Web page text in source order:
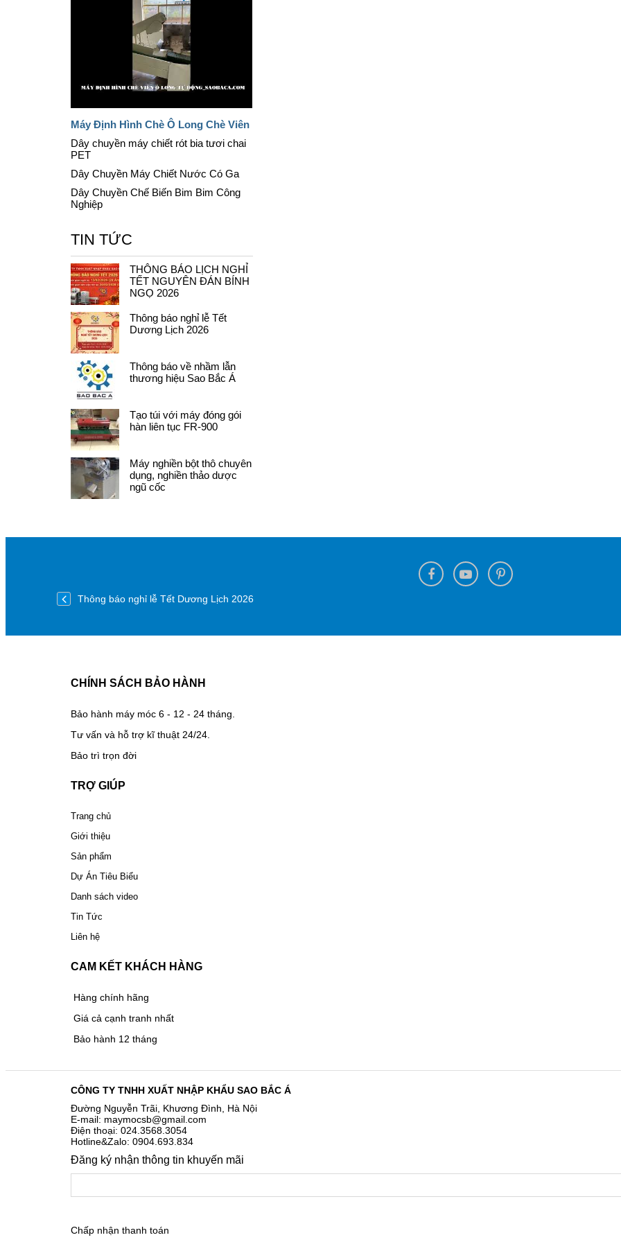
Máy Định Hình Chè Ô Long Chè Viên
Dây chuyền máy chiết rót bia tươi chai
PET
Dây Chuyền Máy Chiết Nước Có Ga
Dây Chuyền Chế Biến Bim Bim Công
Nghiệp
TIN TỨC
THÔNG BÁO LỊCH NGHỈ
TẾT NGUYÊN ĐÁN BÍNH
NGỌ 2026
Thông báo nghỉ lễ Tết
Dương Lịch 2026
Thông báo về nhầm lẫn
thương hiệu Sao Bắc Á
Tạo túi với máy đóng gói
hàn liên tục FR-900
Máy nghiền bột thô chuyên
dụng, nghiền thảo dược
ngũ cốc
Thông báo nghỉ lễ Tết Dương Lịch 2026
CHÍNH SÁCH BẢO HÀNH
Bảo hành máy móc 6 - 12 - 24 tháng.
Tư vấn và hỗ trợ kĩ thuật 24/24.
Bảo trì trọn đời
TRỢ GIÚP
Trang chủ
Giới thiệu
Sản phẩm
Dự Án Tiêu Biểu
Danh sách video
Tin Tức
Liên hệ
CAM KẾT KHÁCH HÀNG
Hàng chính hãng
Giá cả cạnh tranh nhất
Bảo hành 12 tháng
CÔNG TY TNHH XUẤT NHẬP KHẨU SAO BẮC Á
Đường Nguyễn Trãi, Khương Đình, Hà Nội
E-mail: maymocsb@gmail.com
Điện thoại: 024.3568.3054
Hotline&Zalo: 0904.693.834
Đăng ký nhận thông tin khuyến mãi
Chấp nhận thanh toán